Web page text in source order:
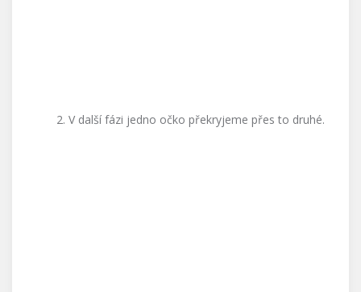
V další fázi jedno očko překryjeme přes to druhé.